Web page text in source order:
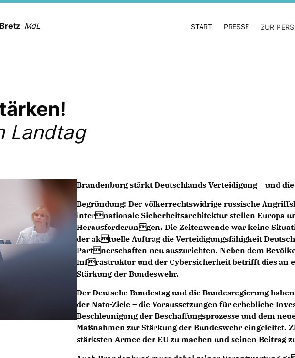
MdL START PRESSE ZUR
Landtag
Brandenburg stärkt Deutschlands Verteidigung – und
Begründung: Der völkerrechtswidrige russische
internationale Sicherheitsarchitektur stellen Europa
Herausforderungen. Die Zeitenwende war keine
der aktuelle Auftrag die Verteidigungsfähigkeit
Partnerschaften neu auszurichten. Neben dem
Infrastruktur und der Cybersicherheit betrifft dies an
Stärkung der Bundeswehr.
Der Deutsche Bundestag und die Bundesregierung
der Nato-Ziele – die Voraussetzungen für erhebliche
Beschleunigung der Beschaffungsprozesse und dem
Maßnahmen zur Stärkung der Bundeswehr eingeleitet.
stärksten Armee der EU zu machen und seinen Beitrag